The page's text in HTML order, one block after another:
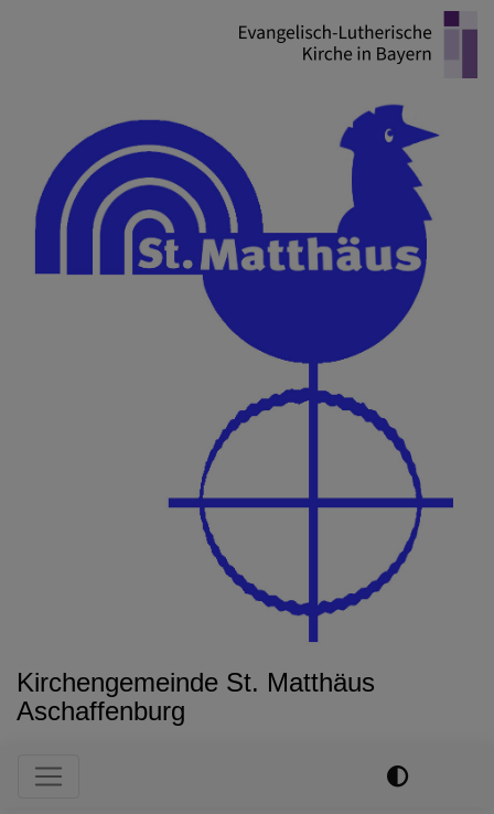
Kirchengemeinde St. Matthäus
Aschaffenburg
Hauptnavigation